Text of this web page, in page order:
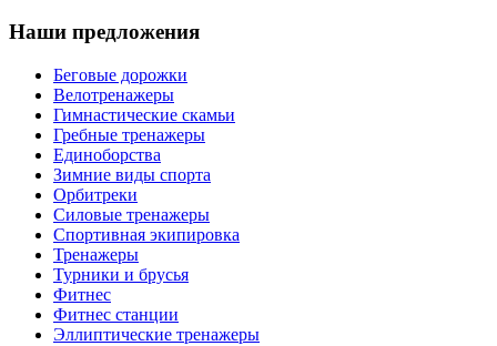
Наши предложения
Беговые дорожки
Велотренажеры
Гимнастические скамьи
Гребные тренажеры
Единоборства
Зимние виды спорта
Орбитреки
Силовые тренажеры
Спортивная экипировка
Тренажеры
Турники и брусья
Фитнес
Фитнес станции
Эллиптические тренажеры